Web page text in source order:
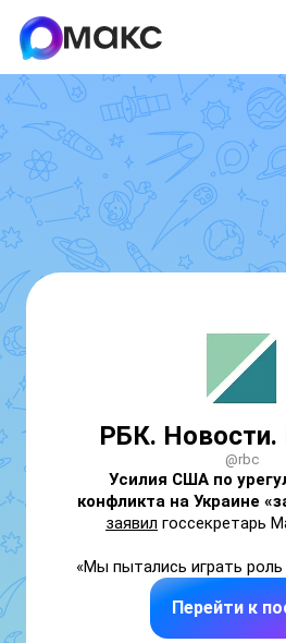
РБК. Новости.
@rbc
Усилия США по
конфликта на Украине
заявил госсекретарь
«Мы пытались играть
пока это не привело к
результату по ряду
готовы играть эту роль,
Перейти к